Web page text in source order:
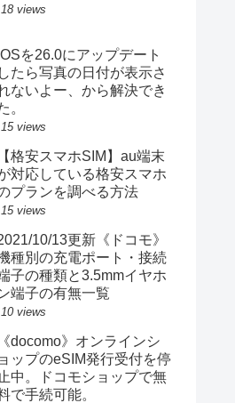
18 views
を26.0にアップデート
したら写真の日付が表示さ
ないよー、から解決でき
。
15 views
【格安スマホSIM】au端末
対応している格安スマホ
プランを調べる方法
15 views
10/13更新《ドコモ》
種別の充電ポート・接続
子の種類と3.5mmイヤホ
端子の有無一覧
10 views
《docomo》オンラインシ
ョップのeSIM発行受付を停
止中。ドコモショップで無
で手続可能。